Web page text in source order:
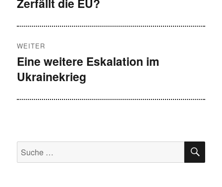
Vorheriger
WEITER
Nächster
Beitrag:
Eine weitere Eskalation im
Ukrainekrieg
Suche
nach: